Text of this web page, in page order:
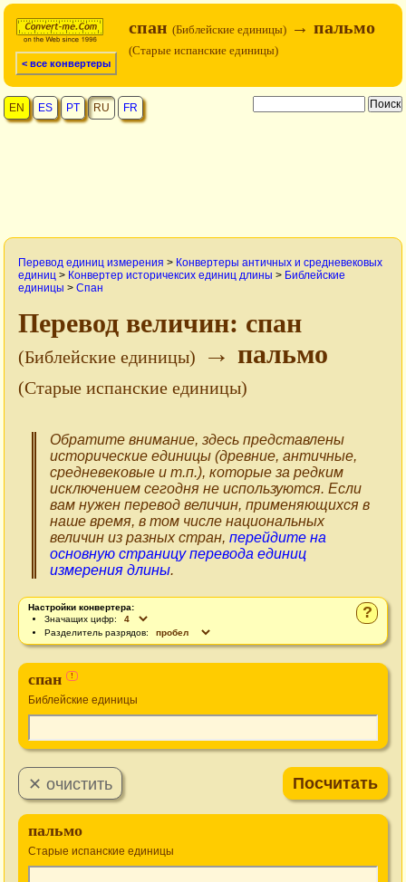
< все конвертеры
спан (Библейские единицы) → пальмо
(Старые испанские единицы)
EN ES PT RU FR
Перевод единиц измерения > Конвертеры античных и средневековых
единиц > Конвертер историчексих единиц длины > Библейские
единицы > Спан
Перевод величин: спан
(Библейские единицы) → пальмо
(Старые испанские единицы)
Обратите внимание, здесь представлены
исторические единицы (древние, античные,
средневековые и т.п.), которые за редким
исключением сегодня не используются. Если
вам нужен перевод величин, применяющихся в
наше время, в том числе национальных
величин из разных стран, перейдите на
основную страницу перевода единиц
измерения длины.
?
Настройки конвертера:
Значащих цифр:
Разделитель разрядов:
спан !
Библейские единицы
пальмо
Старые испанские единицы